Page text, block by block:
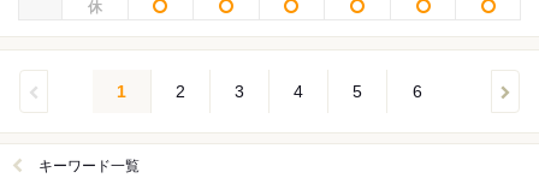
1 2 3 4 5 6
キーワード一覧